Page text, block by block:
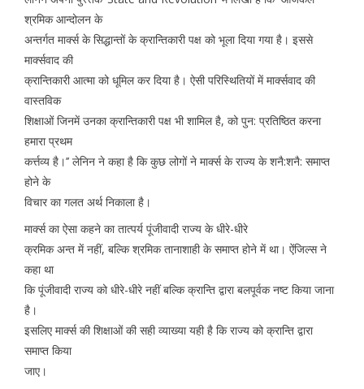
श्रमिक आन्दोलन के
अन्तर्गत मार्क्स के सिद्धान्तों के क्रान्तिकारी पक्ष को भूला दिया गया है। इससे
मार्क्सवाद की
क्रान्तिकारी आत्मा को धूमिल कर दिया है। ऐसी परिस्थितियों में मार्क्सवाद की
वास्तविक
शिक्षाओं जिनमें उनका क्रान्तिकारी पक्ष भी शामिल है, को पुन: प्रतिष्ठित करना
हमारा प्रथम
कर्त्तव्य है।’’ लेनिन ने कहा है कि कुछ लोगों ने मार्क्स के राज्य के शनै:शनै: समाप्त
होने के
विचार का गलत अर्थ निकाला है।
मार्क्स का ऐसा कहने का तात्पर्य पूंजीवादी राज्य के धीरे-धीरे
क्रमिक अन्त में नहीं, बल्कि श्रमिक तानाशाही के समाप्त होने में था। ऐंजिल्स ने
कहा था
कि पूंजीवादी राज्य को धीरे-धीरे नहीं बल्कि क्रान्ति द्वारा बलपूर्वक नष्ट किया जाना
है।
इसलिए मार्क्स की शिक्षाओं की सही व्याख्या यही है कि राज्य को क्रान्ति द्वारा
समाप्त किया
जाए।